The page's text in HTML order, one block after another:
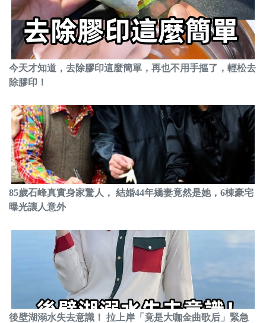
今天才知道，去除膠印這麼簡單，再也不用手摳了，輕松去
除膠印！
85歲石峰真實身家驚人， 結婚44年嬌妻竟然是她，6棟豪宅
曝光讓人意外
後壁湖溺水失去意識！ 拉上岸「竟是大咖金曲歌后」緊急